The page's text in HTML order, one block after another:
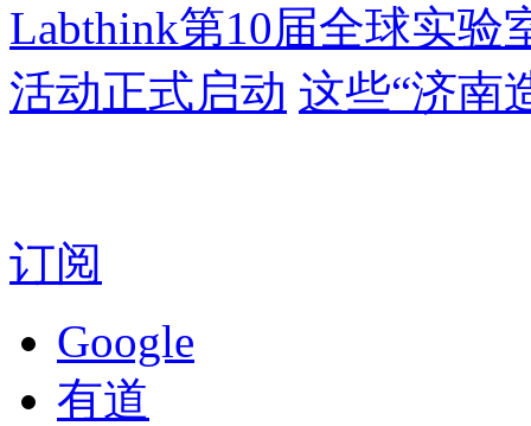
Labthink第10届全球实
活动正式启动 这些“济南
订阅
Google
有道